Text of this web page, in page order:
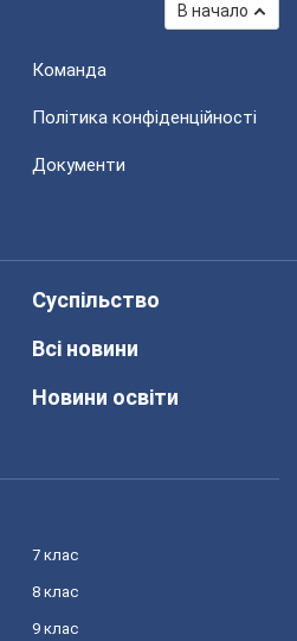
В начало
Команда
Політика конфіденційності
Документи
Суспільство
Всі новини
Новини освіти
7 клас
8 клас
9 клас